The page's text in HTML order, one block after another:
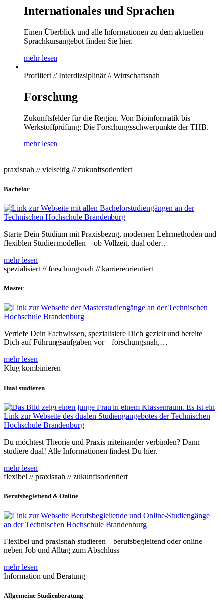
Internationales und Sprachen
Einen Überblick und alle Informationen zu dem aktuellen
Sprachkursangebot finden Sie hier.
mehr lesen
Profiliert // Interdizsiplinär // Wirtschaftsnah
Forschung
Zukunftsfelder für die Region. Von Bioinformatik bis
Werkstoffprüfung: Die Forschungsschwerpunkte der THB.
mehr lesen
praxisnah // vielseitig // zukunftsorientiert
Bachelor
Starte Dein Studium mit Praxisbezug, modernen Lehrmethoden und
flexiblen Studienmodellen – ob Vollzeit, dual oder…
mehr lesen
spezialisiert // forschungsnah // karriereorientiert
Master
Vertiefe Dein Fachwissen, spezialisiere Dich gezielt und bereite
Dich auf Führungsaufgaben vor – forschungsnah,…
mehr lesen
Klug kombinieren
Dual studieren
Du möchtest Theorie und Praxis miteinander verbinden? Dann
studiere dual! Alle Informationen findest Du hier.
mehr lesen
flexibel // praxisnah // zukunftsorientiert
Berufsbegleitend & Online
Flexibel und praxisnah studieren – berufsbegleitend oder online
neben Job und Alltag zum Abschluss
mehr lesen
Information und Beratung
Allgemeine Studienberatung